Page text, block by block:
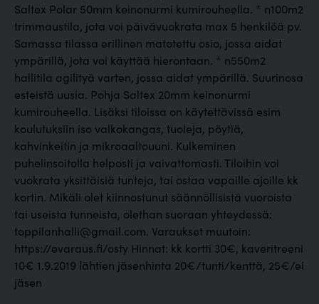
Saltex Polar 50mm keinonurmi kumirouheella. * n100m2
trimmaustila, jota voi päivävuokrata max 5 henkilöä pv.
Samassa tilassa erillinen matotettu osio, jossa aidat
ympärillä, jota voi käyttää hierontaan. * n550m2
hallitila agilityä varten, jossa aidat ympärillä. Suurinosa
esteistä uusia. Pohja Saltex 20mm keinonurmi
kumirouheella. Lisäksi tiloissa on käytettävissä esim
koulutuksiin iso valkokangas, tuoleja, pöytiä,
kahvinkeitin ja mikroaaltouuni. Kulkeminen
puhelinsoitolla helposti ja vaivattomasti. Tiloihin voi
vuokrata yksittäisiä tunteja, tai ostaa vapaille ajoille kk
kortin. Mikäli olet kiinnostunut säännöllisistä vuoroista
tai useista tunneista, olethan suoraan yhteydessä:
toppilanhalli@gmail.com. Varaukset muutoin:
https://evaraus.fi/osty Hinnat: kk kortti 30€, kaveritreeni
10€ 1.9.2019 lähtien jäsenhinta 20€/tunti/kenttä, 25€/ei
jäsen